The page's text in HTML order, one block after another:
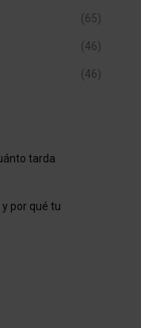
(65)
(46)
(46)
tarda
por qué tu